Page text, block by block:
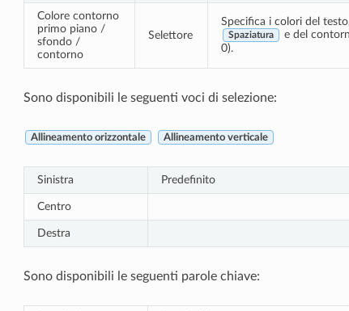
Colore contorno
primo piano /
sfondo /
contorno
Selettore
Specifica i colori del
Spaziatura e del
0).
Sono disponibili le seguenti voci di selezione:
Allineamento orizzontale Allineamento verticale
Sinistra Predefinito
Centro
Destra
Sono disponibili le seguenti parole chiave: